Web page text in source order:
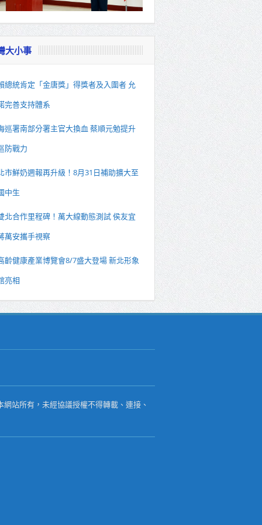
大小事
總統肯定「金唐獎」得獎者及入圍者 允
完善支持體系
巡署南部分署主官大換血 蔡順元勉提升
防戰力
市鮮奶週報再升級！8月31日補助擴大至
中生
北合作里程碑！萬大線動態測試 侯友宜
萬安攜手視察
齡健康產業博覽會8/7盛大登場 新北形象
亮相
站所有，未經協議授權不得轉載、連接、